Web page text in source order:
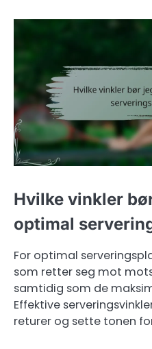
Hvilke vinkler
optimal
For optimal
som retter seg mot
samtidig som de
Effektive
returer og sette tonen